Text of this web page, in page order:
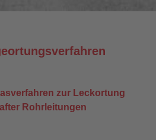
zur Leckortung
Rohrleitungen